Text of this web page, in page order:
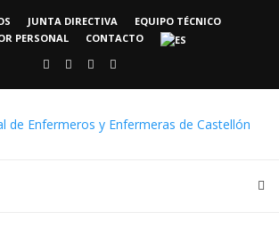
JUNTA DIRECTIVA
EQUIPO TÉCNICO
PERSONAL
CONTACTO